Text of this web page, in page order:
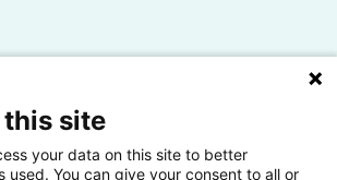
site
your data on this site to better
used. You can give your consent to all or